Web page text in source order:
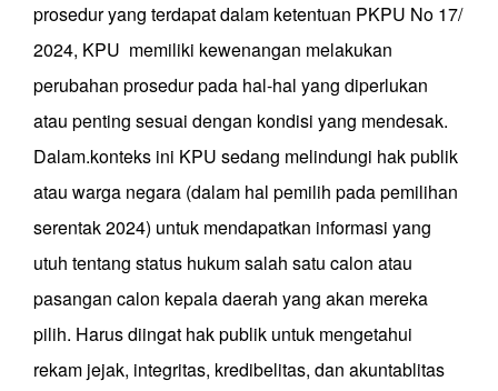
prosedur yang terdapat dalam ketentuan PKPU No 17/
2024, KPU memiliki kewenangan melakukan
perubahan prosedur pada hal-hal yang diperlukan
atau penting sesuai dengan kondisi yang mendesak.
Dalam.konteks ini KPU sedang melindungi hak publik
atau warga negara (dalam hal pemilih pada pemilihan
serentak 2024) untuk mendapatkan informasi yang
utuh tentang status hukum salah satu calon atau
pasangan calon kepala daerah yang akan mereka
pilih. Harus diingat hak publik untuk mengetahui
rekam jejak, integritas, kredibelitas, dan akuntablitas